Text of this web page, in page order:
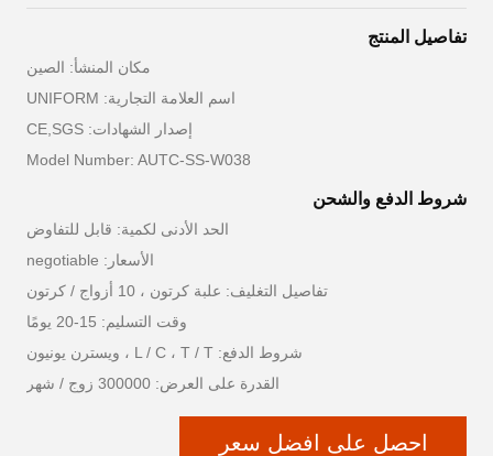
تفاصيل المنتج
مكان المنشأ: الصين
اسم العلامة التجارية: UNIFORM
إصدار الشهادات: CE,SGS
Model Number: AUTC-SS-W038
شروط الدفع والشحن
الحد الأدنى لكمية: قابل للتفاوض
الأسعار: negotiable
تفاصيل التغليف: علبة كرتون ، 10 أزواج / كرتون
وقت التسليم: 15-20 يومًا
شروط الدفع: L / C ، T / T ، ويسترن يونيون
القدرة على العرض: 300000 زوج / شهر
احصل على افضل سعر